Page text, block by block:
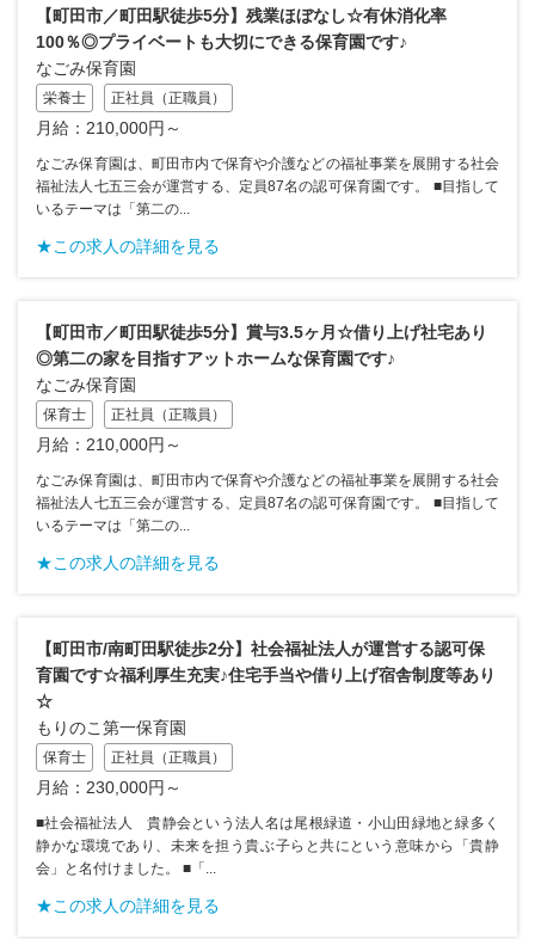
【町田市／町田駅徒歩5分】残業ほぼなし☆有休消化率
100％◎プライベートも大切にできる保育園です♪
なごみ保育園
栄養士 正社員（正職員）
月給：210,000円～
なごみ保育園は、町田市内で保育や介護などの福祉事業を展開する社会
福祉法人七五三会が運営する、定員87名の認可保育園です。 ■目指して
いるテーマは「第二の...
★この求人の詳細を見る
【町田市／町田駅徒歩5分】賞与3.5ヶ月☆借り上げ社宅あり
◎第二の家を目指すアットホームな保育園です♪
なごみ保育園
保育士 正社員（正職員）
月給：210,000円～
なごみ保育園は、町田市内で保育や介護などの福祉事業を展開する社会
福祉法人七五三会が運営する、定員87名の認可保育園です。 ■目指して
いるテーマは「第二の...
★この求人の詳細を見る
【町田市/南町田駅徒歩2分】社会福祉法人が運営する認可保
育園です☆福利厚生充実♪住宅手当や借り上げ宿舎制度等あり
☆
もりのこ第一保育園
保育士 正社員（正職員）
月給：230,000円～
■社会福祉法人 貴静会という法人名は尾根緑道・小山田緑地と緑多く
静かな環境であり、未来を担う貴ぶ子らと共にという意味から「貴静
会」と名付けました。 ■「...
★この求人の詳細を見る